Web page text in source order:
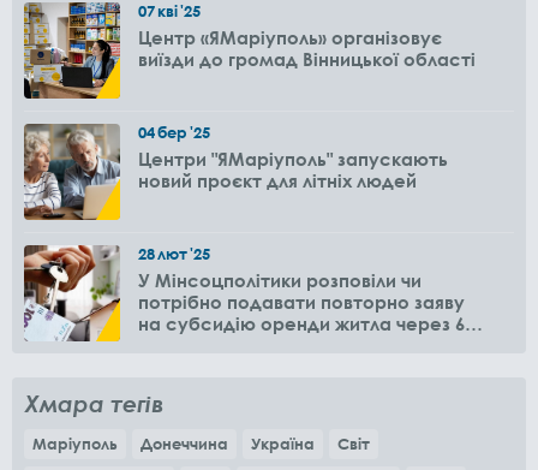
07кві'25
Центр «ЯМаріуполь» організовує
виїзди до громад Вінницької області
04бер'25
Центри "ЯМаріуполь" запускають
новий проєкт для літніх людей
28лют'25
У Мінсоцполітики розповіли чи
потрібно подавати повторно заяву
на субсидію оренди житла через 6
Хмара тегів
Маріуполь Донеччина Україна
Світ